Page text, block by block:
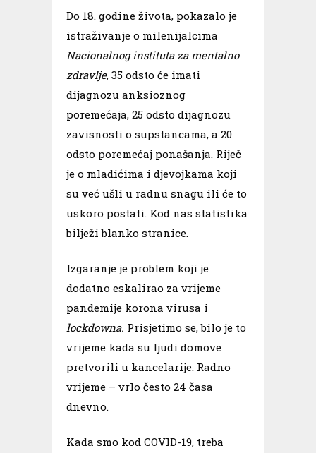
Do 18. godine života, pokazalo je
istraživanje o milenijalcima
Nacionalnog instituta za mentalno
zdravlje, 35 odsto će imati
dijagnozu anksioznog
poremećaja, 25 odsto dijagnozu
zavisnosti o supstancama, a 20
odsto poremećaj ponašanja. Riječ
je o mladićima i djevojkama koji
su već ušli u radnu snagu ili će to
uskoro postati. Kod nas statistika
bilježi blanko stranice.
Izgaranje je problem koji je
dodatno eskalirao za vrijeme
pandemije korona virusa i
lockdowna. Prisjetimo se, bilo je to
vrijeme kada su ljudi domove
pretvorili u kancelarije. Radno
vrijeme – vrlo često 24 časa
dnevno.
Kada smo kod COVID-19, treba